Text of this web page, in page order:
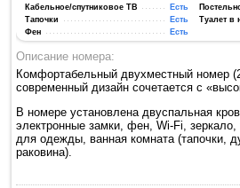
Кабельное/спутниковое ТВ
Есть
Тапочки
Есть Туалет в
Фен
Есть
Описание номера:
Комфортабельный двухместный номер
современный дизайн сочетается с
В номере установлена двуспальная
электронные замки, фен, Wi-Fi,
для одежды, ванная комната (тапочки,
раковина).